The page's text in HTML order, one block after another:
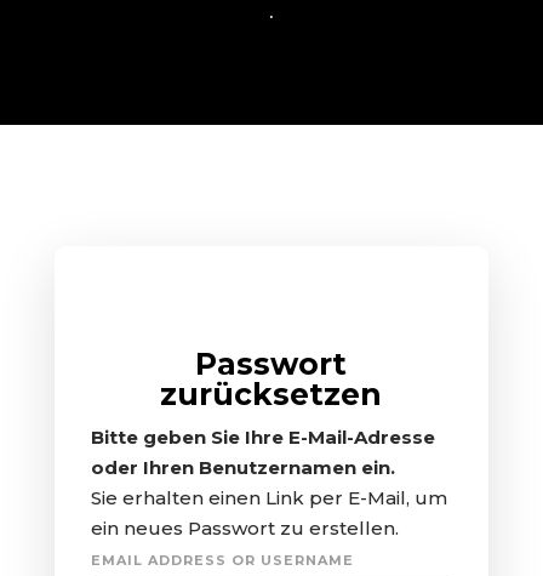
.
Passwort
zurücksetzen
Bitte geben Sie Ihre E-Mail-Adresse
oder Ihren Benutzernamen ein.
Sie erhalten einen Link per E-Mail, um
ein neues Passwort zu erstellen.
EMAIL ADDRESS OR USERNAME